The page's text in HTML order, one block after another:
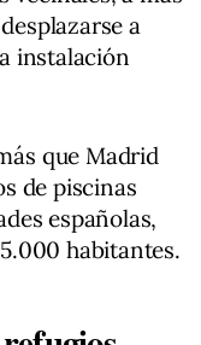
a
instalación
que Madrid
de piscinas
españolas,
habitantes.